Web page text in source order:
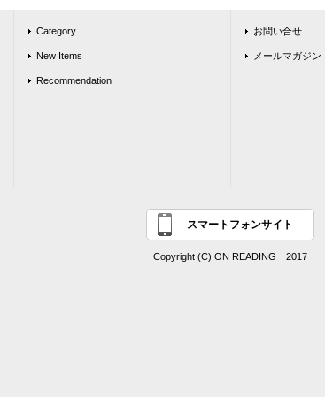
Category
New Items
Recommendation
お問い合せ
メールマガジン
スマートフォンサイト
Copyright (C) ON READING 2017